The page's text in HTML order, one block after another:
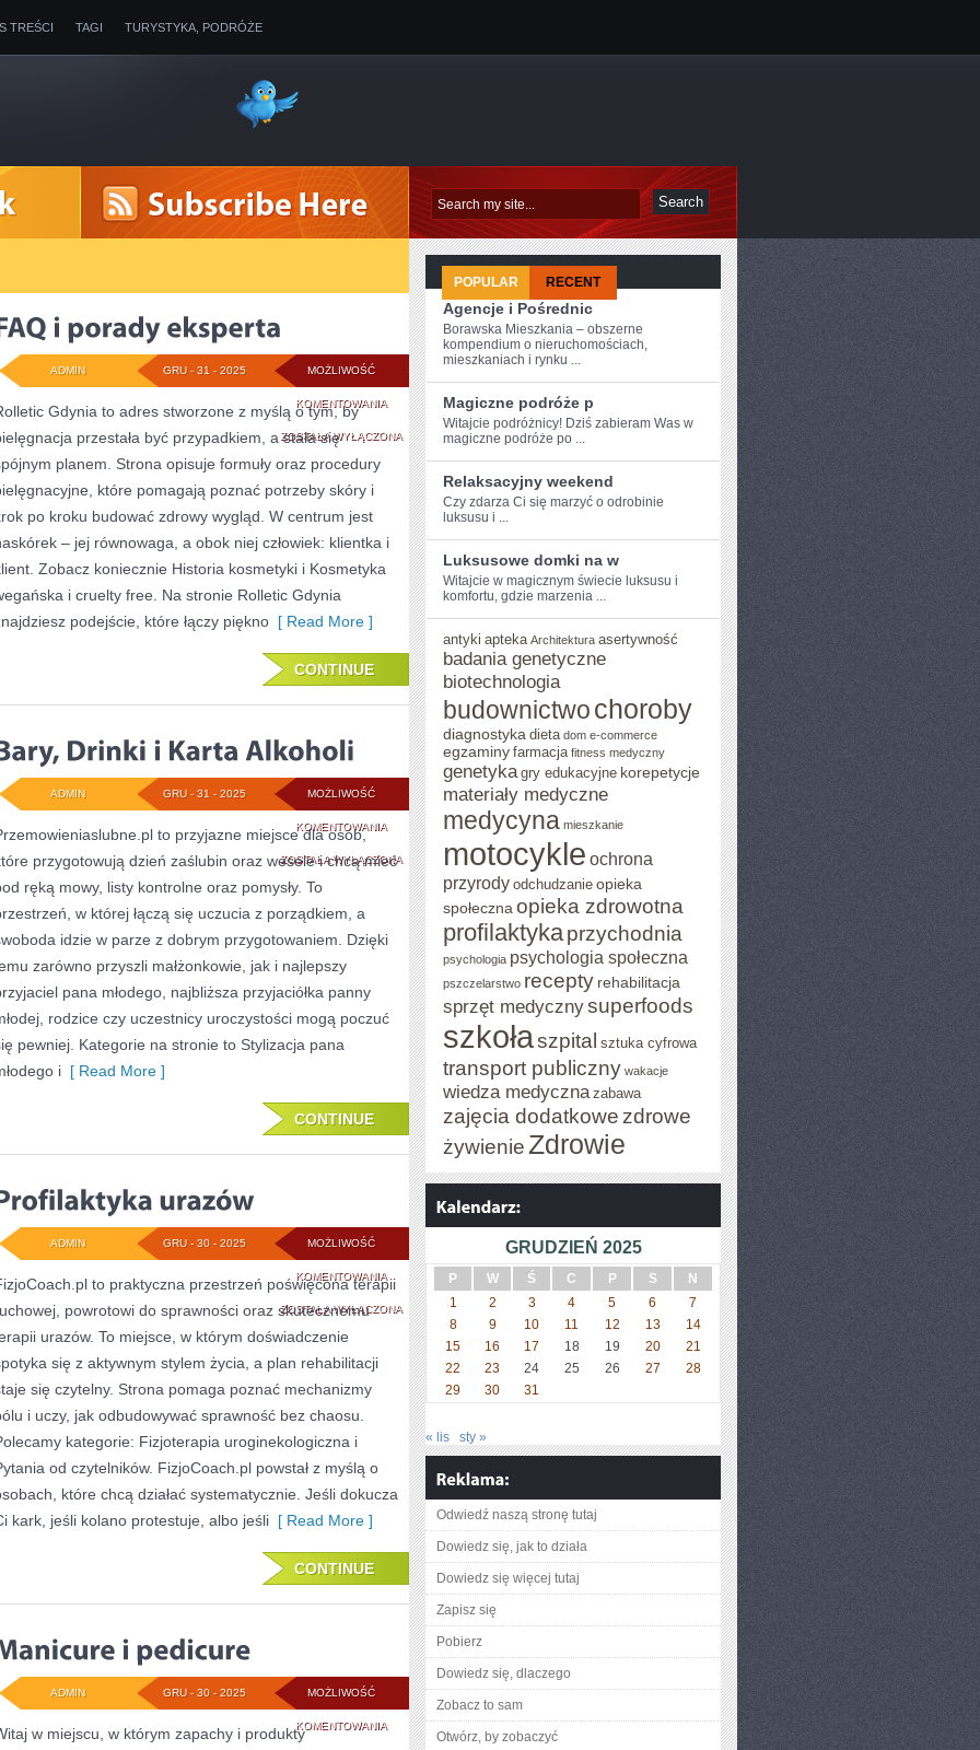
TREŚCI TAGI TURYSTYKA, PODRÓŻE
MOŻLIWOŚĆ
KOMENTOWANIAFAQ
I
PORADY
EKSPERTA
ZOSTAŁA WYŁĄCZONA
GRU - 31 - 2025
ADMIN
Gdynia to adres stworzone z myślą o tym, by
przestała być przypadkiem, a stała się
planem. Strona opisuje formuły oraz procedury
które pomagają poznać potrzeby skóry i
po kroku budować zdrowy wygląd. W centrum jest
– jej równowaga, a obok niej człowiek: klientka i
Zobacz koniecznie Historia kosmetyki i Kosmetyka
i cruelty free. Na stronie Rolletic Gdynia
podejście, które łączy piękno [ Read More ]
CONTINUE
MOŻLIWOŚĆ
KOMENTOWANIABARY,
DRINKI
KARTA
ALKOHOLI
ZOSTAŁA WYŁĄCZONA
GRU - 31 - 2025
ADMIN
to przyjazne miejsce dla osób,
przygotowują dzień zaślubin oraz wesele i chcą mieć
ręką mowy, listy kontrolne oraz pomysły. To
w której łączą się uczucia z porządkiem, a
idzie w parze z dobrym przygotowaniem. Dzięki
zarówno przyszli małżonkowie, jak i najlepszy
pana młodego, najbliższa przyjaciółka panny
rodzice czy uczestnicy uroczystości mogą poczuć
pewniej. Kategorie na stronie to Stylizacja pana
i [ Read More ]
CONTINUE
MOŻLIWOŚĆ
KOMENTOWANIAPROFILAKTYKA
URAZÓW
ZOSTAŁA WYŁĄCZONA
GRU - 30 - 2025
ADMIN
to praktyczna przestrzeń poświęcona terapii
powrotowi do sprawności oraz skutecznemu
urazów. To miejsce, w którym doświadczenie
się z aktywnym stylem życia, a plan rehabilitacji
się czytelny. Strona pomaga poznać mechanizmy
i uczy, jak odbudowywać sprawność bez chaosu.
kategorie: Fizjoterapia uroginekologiczna i
od czytelników. FizjoCoach.pl powstał z myślą o
które chcą działać systematycznie. Jeśli dokucza
kark, jeśli kolano protestuje, albo jeśli [ Read More ]
CONTINUE
MOŻLIWOŚĆ
KOMENTOWANIAMANICURE
GRU - 30 - 2025
ADMIN
w miejscu, w którym zapachy i produkty
POPULAR RECENT
Agencje i Pośrednic
Borawska Mieszkania – obszerne
kompendium o nieruchomościach,
mieszkaniach i rynku ...
Magiczne podróże p
Witajcie podróżnicy! Dziś‌ zabieram Was w⁣
magiczne podróże po ...
Relaksacyjny weekend
Czy zdarza Ci⁤ się marzyć o odrobinie
luksusu‍ i ...
Luksusowe domki na w
Witajcie w magicznym świecie luksusu i
komfortu, gdzie marzenia ...
antyki apteka Architektura asertywność
badania genetyczne
biotechnologia
budownictwochoroby
diagnostyka dieta dom e-commerce
egzaminy farmacja fitness medyczny
genetyka gry edukacyjne korepetycje
materiały medyczne
medycyna mieszkanie
motocykle ochrona
przyrody odchudzanie opieka
społeczna opieka zdrowotna
profilaktykaprzychodnia
psychologia psychologia społeczna
pszczelarstwo recepty rehabilitacja
sprzęt medycznysuperfoods
szkołaszpital sztuka cyfrowa
transport publiczny wakacje
wiedza medyczna zabawa
zajęcia dodatkowe zdrowe
żywienieZdrowie
GRUDZIEŃ 2025
P W Ś C P S
N
1
2 3 4 5 6
7
8
9 10 11 12 13
14
15
16 17 18 19 20
21
22
23 24 25 26 27
28
29
30 31
« lis sty »
Odwiedź naszą stronę tutaj
Dowiedz się, jak to działa
Dowiedz się więcej tutaj
Zapisz się
Pobierz
Dowiedz się, dlaczego
Zobacz to sam
Otwórz, by zobaczyć